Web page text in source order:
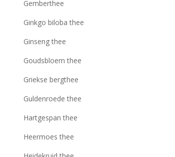
Gemberthee
Ginkgo biloba thee
Ginseng thee
Goudsbloem thee
Griekse bergthee
Guldenroede thee
Hartgespan thee
Heermoes thee